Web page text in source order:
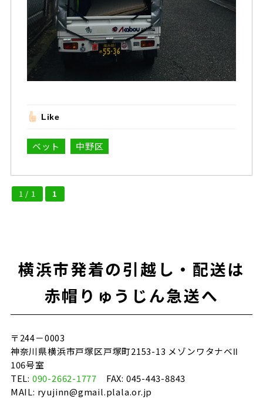
Like
ベット 中野区
1 / 1 1
横浜市発着の引越し・配送は
赤帽りゅうじん急送へ
〒244－0003
神奈川県横浜市戸塚区戸塚町2153-13 メゾンワタナベⅡ
106号室
TEL: 090-2662-1777 FAX: 045-443-8843
MAIL: ryujinn@gmail.plala.or.jp